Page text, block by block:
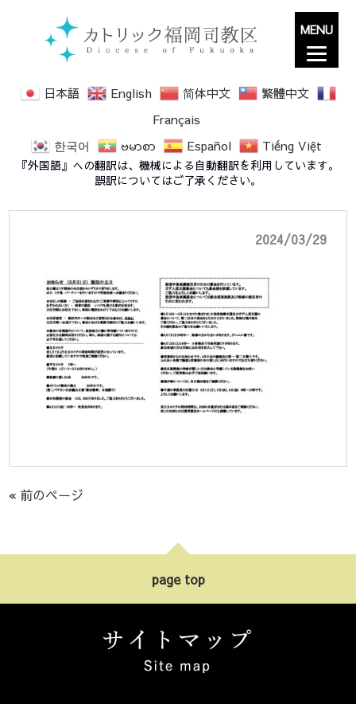
日本語 English 简体中文
繁體中文
Français
한국어
ဗမာစာ Español Tiếng Việt
『外国語』への翻訳は、機械による自動翻訳を利用しています。
誤訳についてはご了承ください。
20240331notice
2024/03/29
« 前のページ
page top
MENU